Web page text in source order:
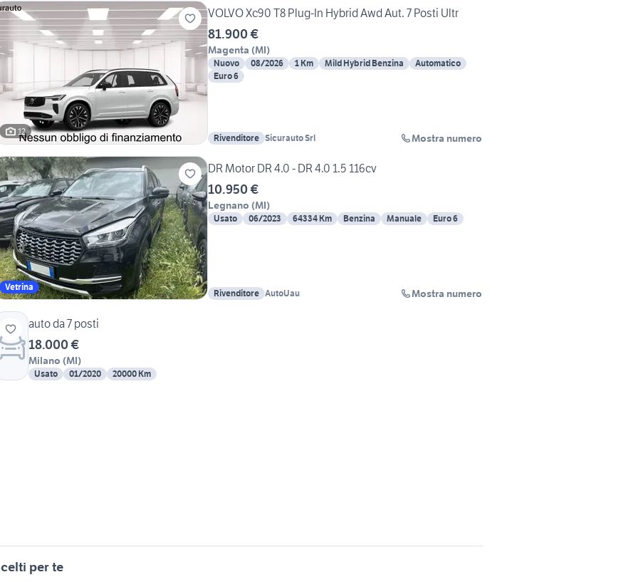
12
VOLVO Xc90 T8 Plug-In Hybrid Awd Aut. 7 Posti Ultr
81.900 €
Magenta (MI)
Nuovo 08/2026 1 Km Mild Hybrid Benzina
Automatico
Euro 6
Rivenditore Sicurauto Srl Mostra numero
Vetrina
DR Motor DR 4.0 - DR 4.0 1.5 116cv
10.950 €
Legnano (MI)
Usato 06/2023 64334 Km Benzina Manuale Euro 6
Rivenditore AutoUau Mostra numero
auto da 7 posti
18.000 €
Milano (MI)
Usato 01/2020 20000 Km
per te